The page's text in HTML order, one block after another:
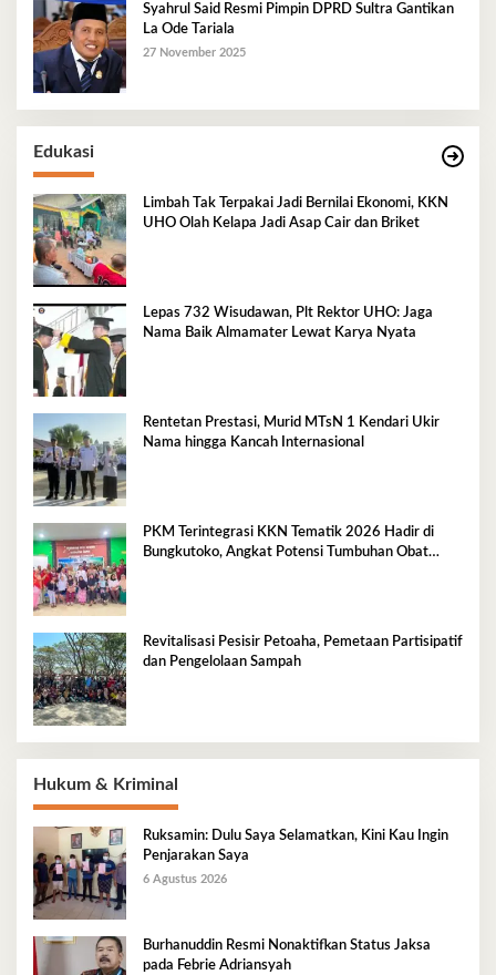
Syahrul Said Resmi Pimpin DPRD Sultra Gantikan
La Ode Tariala
27 November 2025
Edukasi
Limbah Tak Terpakai Jadi Bernilai Ekonomi, KKN
UHO Olah Kelapa Jadi Asap Cair dan Briket
Lepas 732 Wisudawan, Plt Rektor UHO: Jaga
Nama Baik Almamater Lewat Karya Nyata
Rentetan Prestasi, Murid MTsN 1 Kendari Ukir
Nama hingga Kancah Internasional
PKM Terintegrasi KKN Tematik 2026 Hadir di
Bungkutoko, Angkat Potensi Tumbuhan Obat
Revitalisasi Pesisir Petoaha, Pemetaan Partisipatif
dan Pengelolaan Sampah
Hukum & Kriminal
Ruksamin: Dulu Saya Selamatkan, Kini Kau Ingin
Penjarakan Saya
6 Agustus 2026
Burhanuddin Resmi Nonaktifkan Status Jaksa
pada Febrie Adriansyah